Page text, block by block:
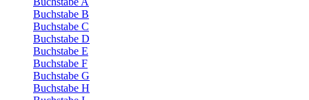
Buchstabe B
Buchstabe C
Buchstabe D
Buchstabe E
Buchstabe F
Buchstabe G
Buchstabe H